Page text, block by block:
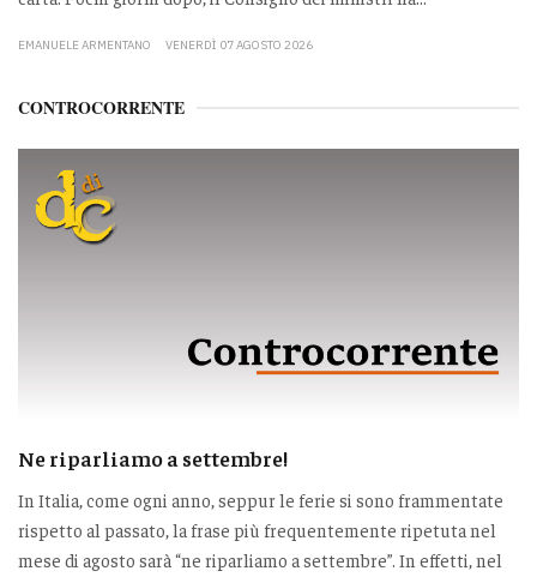
EMANUELE ARMENTANO VENERDÌ 07 AGOSTO 2026
CONTROCORRENTE
Ne riparliamo a settembre!
In Italia, come ogni anno, seppur le ferie si sono frammentate
rispetto al passato, la frase più frequentemente ripetuta nel
mese di agosto sarà “ne riparliamo a settembre”. In effetti, nel